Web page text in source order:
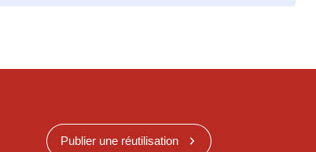
Publier une réutilisation